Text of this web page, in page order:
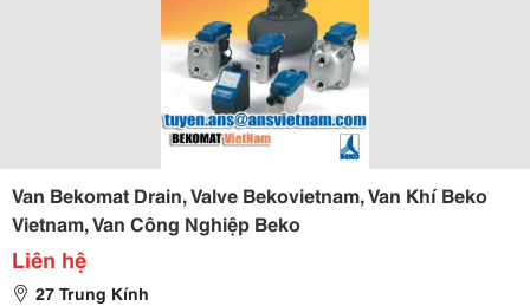
Van Bekomat Drain, Valve Bekovietnam, Van Khí Beko
Vietnam, Van Công Nghiệp Beko
Liên hệ
27 Trung Kính